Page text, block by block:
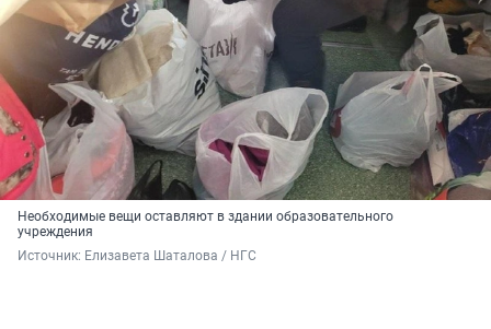
Необходимые вещи оставляют в здании образовательного
учреждения
Источник: Елизавета Шаталова / НГС